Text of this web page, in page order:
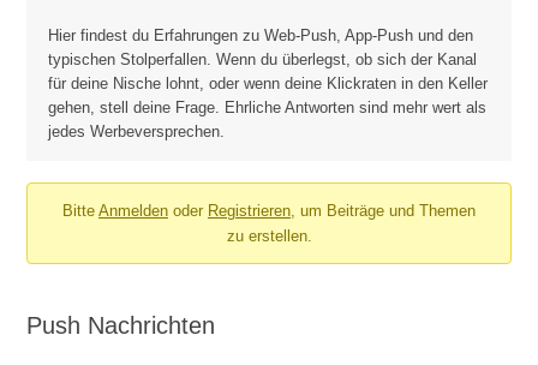
Hier findest du Erfahrungen zu Web-Push, App-Push und den
typischen Stolperfallen. Wenn du überlegst, ob sich der Kanal
für deine Nische lohnt, oder wenn deine Klickraten in den Keller
gehen, stell deine Frage. Ehrliche Antworten sind mehr wert als
jedes Werbeversprechen.
Bitte Anmelden oder Registrieren, um Beiträge und Themen
zu erstellen.
Push Nachrichten